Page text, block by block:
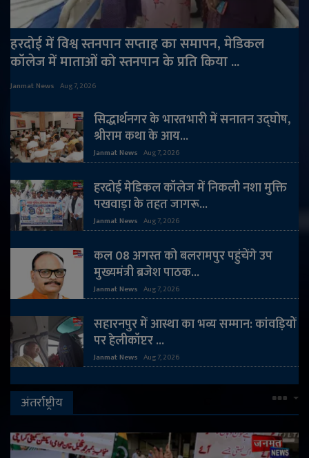
मनोरंजन
अपराध
वीडियो
टेक्नोलॉजी
Language
English Arabic
हरदोई में विश्व स्तनपान सप्ताह का समापन, मेडिकल
कॉलेज में माताओं को स्तनपान के प्रति किया ...
Janmat News Aug 7, 2026
सिद्धार्थनगर के भारतभारी में सनातन उद्घोष,
श्रीराम कथा के आय...
Janmat News Aug 7, 2026
हरदोई मेडिकल कॉलेज में निकली नशा मुक्ति
पखवाड़ा के तहत जागरू...
Janmat News Aug 7, 2026
कल 08 अगस्त को बलरामपुर पहुंचेंगे उप
मुख्यमंत्री ब्रजेश पाठक...
Janmat News Aug 7, 2026
सहारनपुर में आस्था का भव्य सम्मान: कांवड़ियों
पर हेलीकॉप्टर ...
Janmat News Aug 7, 2026
अंतर्राष्ट्रीय